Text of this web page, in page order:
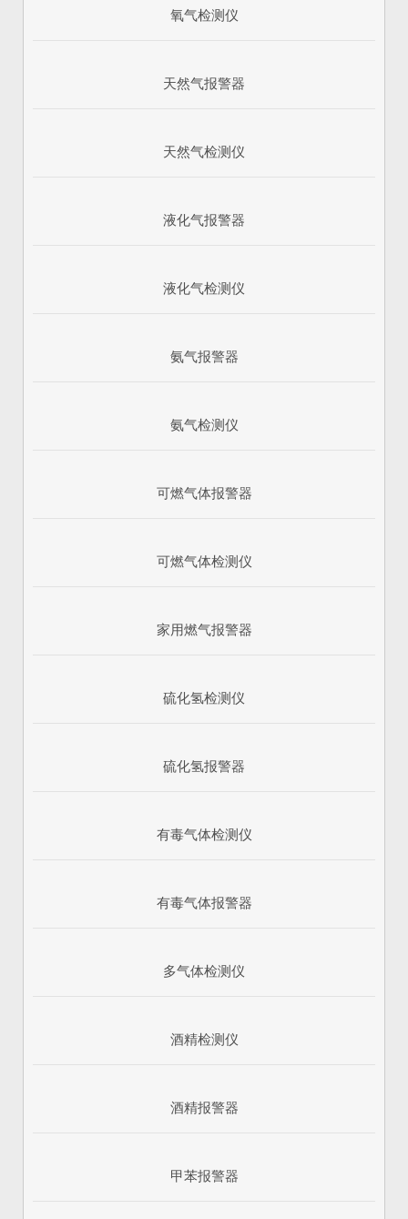
氧气检测仪
天然气报警器
天然气检测仪
液化气报警器
液化气检测仪
氨气报警器
氨气检测仪
可燃气体报警器
可燃气体检测仪
家用燃气报警器
硫化氢检测仪
硫化氢报警器
有毒气体检测仪
有毒气体报警器
多气体检测仪
酒精检测仪
酒精报警器
甲苯报警器